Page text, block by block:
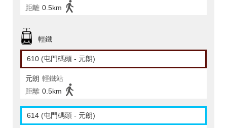
距離 0.5km
輕鐵
610 (屯門碼頭 - 元朗)
元朗 輕鐵站
距離 0.5km
614 (屯門碼頭 - 元朗)